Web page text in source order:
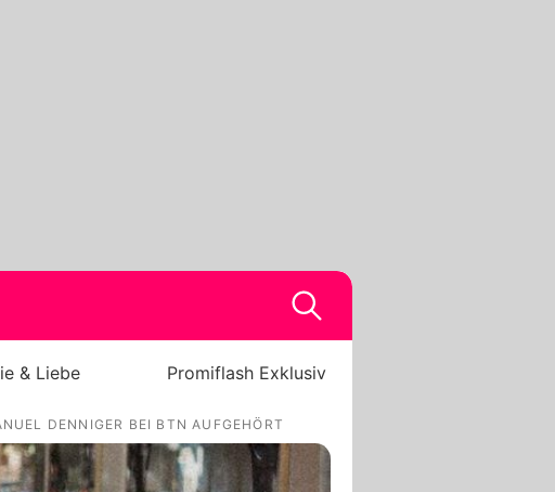
& Liebe Promiflash Exklusiv
DENNIGER BEI BTN AUFGEHÖRT